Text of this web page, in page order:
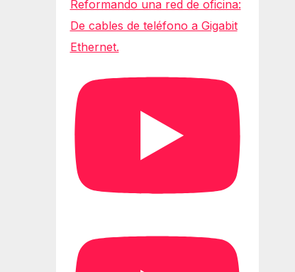
Reformando una red de oficina:
De cables de teléfono a Gigabit
Ethernet.